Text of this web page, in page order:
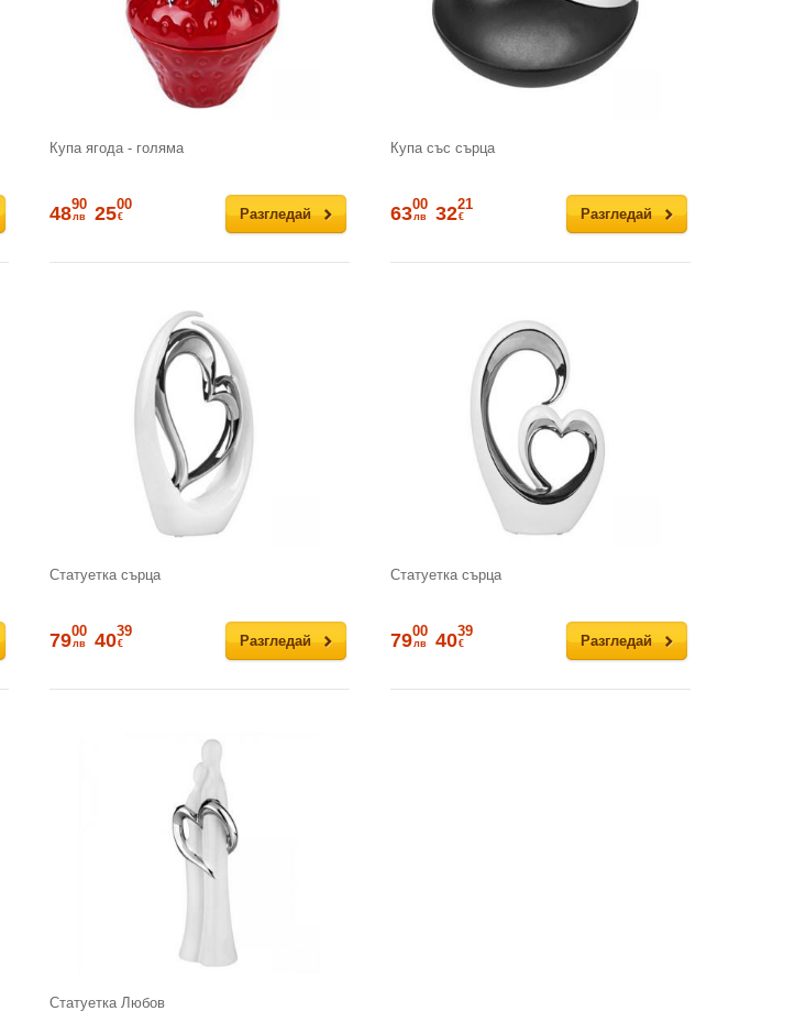
Купа ягода - голяма
Разгледай
4890
лв 2500
€
Купа със сърца
Разгледай
6300
лв 3221
€
Статуетка сърца
Разгледай
7900
лв 4039
€
Статуетка сърца
Разгледай
7900
лв 4039
€
Статуетка Любов